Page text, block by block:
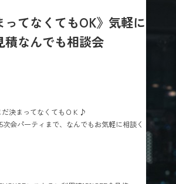
てなくてもOK》気軽に
なんでも相談会
決まってなくてもＯＫ♪
会パーティまで、なんでもお気軽に相談く